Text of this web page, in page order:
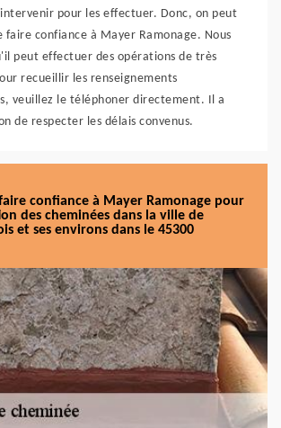
pour les effectuer. Donc, on peut
faire confiance à Mayer Ramonage. Nous
peut effectuer des opérations de très
recueillir les renseignements
veuillez le téléphoner directement. Il a
de respecter les délais convenus.
confiance à Mayer Ramonage pour
des cheminées dans la ville de
et ses environs dans le 45300